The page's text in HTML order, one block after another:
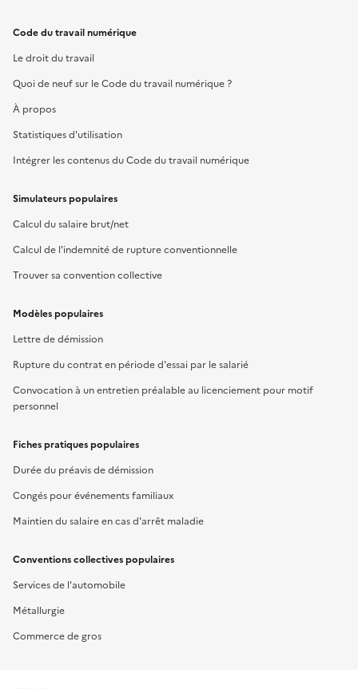
Code du travail numérique
Le droit du travail
Quoi de neuf sur le Code du travail numérique ?
À propos
Statistiques d'utilisation
Intégrer les contenus du Code du travail numérique
Simulateurs populaires
Calcul du salaire brut/net
Calcul de l'indemnité de rupture conventionnelle
Trouver sa convention collective
Modèles populaires
Lettre de démission
Rupture du contrat en période d'essai par le salarié
Convocation à un entretien préalable au licenciement pour motif
personnel
Fiches pratiques populaires
Durée du préavis de démission
Congés pour événements familiaux
Maintien du salaire en cas d'arrêt maladie
Conventions collectives populaires
Services de l'automobile
Métallurgie
Commerce de gros